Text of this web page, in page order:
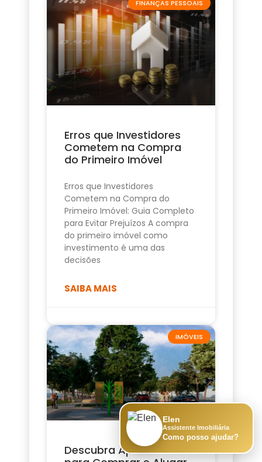
FINANÇAS PESSOAIS
Erros que Investidores
Cometem na Compra
do Primeiro Imóvel
Erros que Investidores
Cometem na Compra do
Primeiro Imóvel: Guia Completo
para Evitar Prejuízos A compra
do primeiro imóvel como
investimento é uma das
decisões
SAIBA MAIS
IMÓVEIS
Descubra Apartamento
Elen
Assistente Imobiliária
Como posso ajudar?